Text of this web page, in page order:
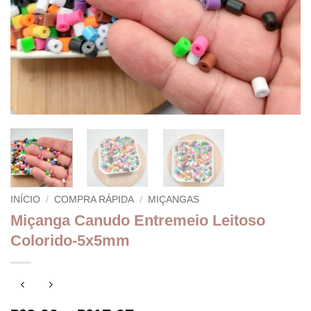
INÍCIO / COMPRA RÁPIDA / MIÇANGAS
Miçanga Canudo Entremeio Leitoso
Colorido-5x5mm